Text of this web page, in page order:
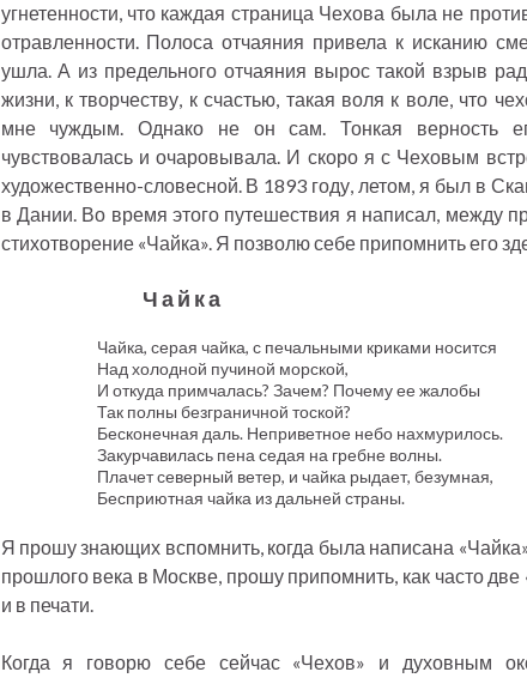
угнетенности, что каждая страница Чехова была не
отравленности. Полоса отчаяния привела к исканию
ушла. А из предельного отчаяния вырос такой взрыв
жизни, к творчеству, к счастью, такая воля к воле, что
мне чуждым. Однако не он сам. Тонкая верность
чувствовалась и очаровывала. И скоро я с Чеховым
художественно-словесной. В 1893 году, летом, я был в
в Дании. Во время этого путешествия я написал, между
стихотворение «Чайка». Я позволю себе припомнить его
Чайка
Чайка, серая чайка, с печальными криками носится
Над холодной пучиной морской,
И откуда примчалась? Зачем? Почему ее жалобы
Так полны безграничной тоской?
Бесконечная даль. Неприветное небо нахмурилось.
Закурчавилась пена седая на гребне волны.
Плачет северный ветер, и чайка рыдает, безумная,
Бесприютная чайка из дальней страны.
Я прошу знающих вспомнить, когда была написана
прошлого века в Москве, прошу припомнить, как часто
и в печати.
Когда я говорю себе сейчас «Чехов» и духовным